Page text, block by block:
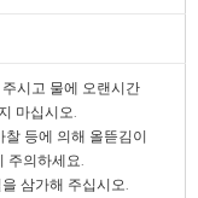
시고 물에 오랜시간
마십시오.
등에 의해 올뜯김이
주의하세요.
삼가해 주십시오.